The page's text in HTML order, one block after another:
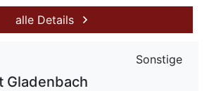
alle Details
Sonstige
Gladenbach